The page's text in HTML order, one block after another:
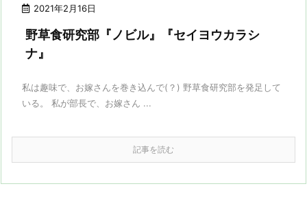
2021年2月16日
野草食研究部『ノビル』『セイヨウカラシ
ナ』
私は趣味で、お嫁さんを巻き込んで(？) 野草食研究部を発足して
いる。 私が部長で、お嫁さん ...
記事を読む